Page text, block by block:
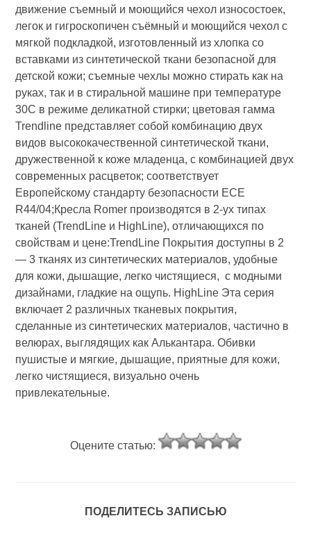
движение съемный и моющийся чехол износостоек,
легок и гигроскопичен съёмный и моющийся чехол с
мягкой подкладкой, изготовленный из хлопка со
вставками из синтетической ткани безопасной для
детской кожи; съемные чехлы можно стирать как на
руках, так и в стиральной машине при температуре
30С в режиме деликатной стирки; цветовая гамма
Trendline представляет собой комбинацию двух
видов высококачественной синтетической ткани,
дружественной к коже младенца, с комбинацией двух
современных расцветок; соответствует
Европейскому стандарту безопасности ЕСЕ
R44/04;Кресла Romer производятся в 2-ух типах
тканей (TrendLine и HighLine), отличающихся по
свойствам и цене:TrendLine Покрытия доступны в 2
— 3 тканях из синтетических материалов, удобные
для кожи, дышащие, легко чистящиеся, с модными
дизайнами, гладкие на ощупь. HighLine Эта серия
включает 2 различных тканевых покрытия,
сделанные из синтетических материалов, частично в
велюрах, выглядящих как Алькантара. Обивки
пушистые и мягкие, дышащие, приятные для кожи,
легко чистящиеся, визуально очень
привлекательные.
Оцените статью:
ПОДЕЛИТЕСЬ ЗАПИСЬЮ